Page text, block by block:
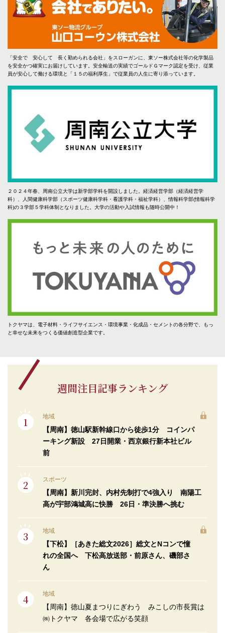
「安全で 安心して 長く勤められる会社」をスローガンに、東ソー株式会社等の化学製品
を安全かつ確実にお届けしています。安全輸送の実績でゴールドＧマーク認定を受け、従業
員が安心して働ける環境と「１５の福利厚生」で従業員の人生に寄り添っています。
２０２４年春、周南公立大学は新学部学科を開設しました。経済経営学部（経済経営学
科）、人間健康科学部（スポーツ健康科学科・看護学科・福祉学科）、情報科学部(情報科学
科)の３学部５学科体制となりました。大学の活動や入試情報も随時公開中！
トクヤマは、電子材料・ライフサイエンス・環境事業・化成品・セメントの各分野で、もっ
と幸せな未来をつくる価値創造型企業です。
週間注目記事ランキング
地域
【周南】徳山駅新幹線口から徒歩1分 コインパ
ーキング新設 27日開業・西京銀行新本社ビル
前
スポーツ
【周南】新川完封、内村先制打で4強入り 南陽工
高が宇部鴻城高に快勝 26日・準決勝へ挑む
地域
【下松】［あきた総文2026］総文とNコンで憧
れの全国へ 下松高放送部・前原さん、磯部さ
ん
地域
【周南】徳山夏まつりにぎわう みこしの市長賞は
㈱トクヤマ 各会場で広がる笑顔